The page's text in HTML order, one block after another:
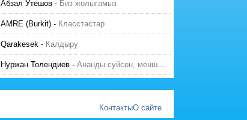
Абзал Утешов - Биз жолыгамыз
AMRE (Burkit) - Класстастар
Qarakesek - Калдыру
Нуржан Толендиев - Ананды суйсен, менше суй
КонтактыО сайте